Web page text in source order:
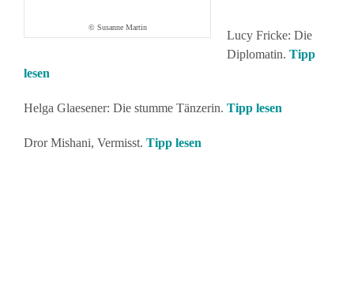
© Susanne Martin
Lucy Fricke: Die
Diplomatin. Tipp
lesen
Helga Glaesener: Die stumme Tänzerin. Tipp lesen
Dror Mishani, Vermisst. Tipp lesen